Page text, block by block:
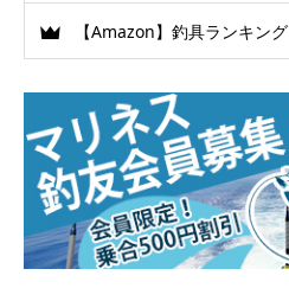
【Amazon】釣具ランキング